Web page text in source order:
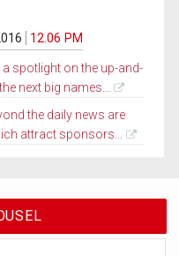
12.06 PM
spotlight on the up-and-
next big names...
the daily news are
attract sponsors...